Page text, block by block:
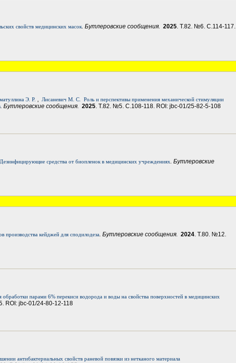
свойств медицинских масок. Бутлеровские сообщения. 2025. Т.82. №6. С.114-117.
Э. Р. , Лисаневич М. С.
Роль и перспективы применения механической стимуляции
. Бутлеровские сообщения. 2025. Т.82. №5. С.108-118. ROI: jbc-01/25-82-5-108
Дезинфицирующие средства от биопленок в медицинских учреждениях. Бутлеровские
производства кейджей для сподилодеза. Бутлеровские сообщения. 2024. Т.80. №12.
обработки парами 6% перекиси водорода и воды на свойства поверхностей в медицинских
ROI: jbc-01/24-80-12-118
антибактериальных свойств раневой повязки из нетканого материала